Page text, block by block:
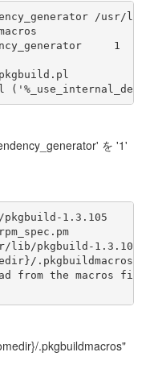
/usr/lib/
1
を '1'
1.3.105
lib/pkgbuild-1.3.105/
.pkgbuildmacros");
from the macros file in
.pkgbuildmacros"